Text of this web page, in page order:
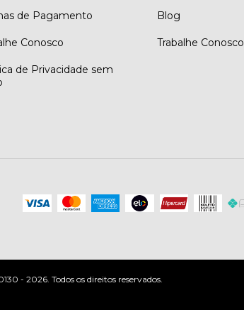
de Pagamento
Conosco
de Privacidade sem
Blog
Trabalhe Conosco
- 2026. Todos os direitos reservados.